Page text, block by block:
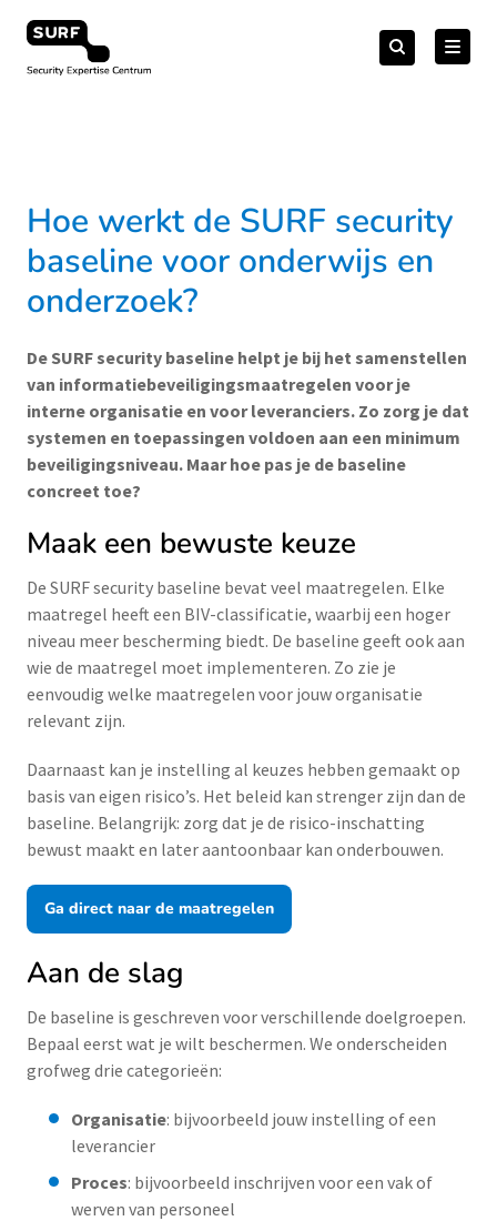
naar
Security Expertise Centrum – by SURF
Zoeken
naar:Zoeken
Hoe werkt de SURF security
baseline voor onderwijs en
onderzoek?
De SURF security baseline helpt je bij het samenstellen
van informatiebeveiligingsmaatregelen voor je
interne organisatie en voor leveranciers. Zo zorg je dat
systemen en toepassingen voldoen aan een minimum
beveiligingsniveau. Maar hoe pas je de baseline
concreet toe?
Maak een bewuste keuze
De SURF security baseline bevat veel maatregelen. Elke
maatregel heeft een BIV-classificatie, waarbij een hoger
niveau meer bescherming biedt. De baseline geeft ook aan
wie de maatregel moet implementeren. Zo zie je
eenvoudig welke maatregelen voor jouw organisatie
relevant zijn.
Daarnaast kan je instelling al keuzes hebben gemaakt op
basis van eigen risico’s. Het beleid kan strenger zijn dan de
baseline. Belangrijk: zorg dat je de risico-inschatting
bewust maakt en later aantoonbaar kan onderbouwen.
Ga direct naar de maatregelen
Aan de slag
De baseline is geschreven voor verschillende doelgroepen.
Bepaal eerst wat je wilt beschermen. We onderscheiden
grofweg drie categorieën:
Organisatie: bijvoorbeeld jouw instelling of een
leverancier
Proces: bijvoorbeeld inschrijven voor een vak of
werven van personeel